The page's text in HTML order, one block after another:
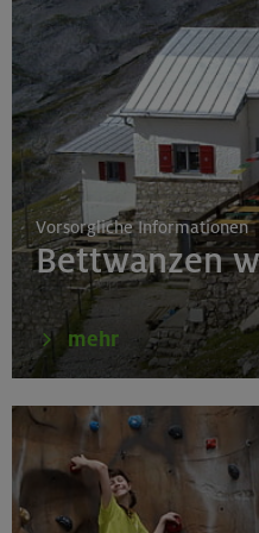
München
16.08.26
Schnupperkletterkurs
München
18.08.26
Klettertreff Kids in den
18.08.26
Klettertreff Kids in den
Vorsorgliche Informationen
Bettwanzen
mehr